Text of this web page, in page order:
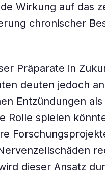
Wirkung auf das
chronischer
Präparate in
deuten jedoch
Entzündungen
Rolle spielen
dieser Ansatz